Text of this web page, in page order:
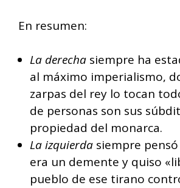
En resumen:
La derecha siempre ha
al máximo imperialismo,
zarpas del rey lo tocan
de personas son sus
propiedad del monarca.
La izquierda siempre
era un demente y quiso
pueblo de ese tirano